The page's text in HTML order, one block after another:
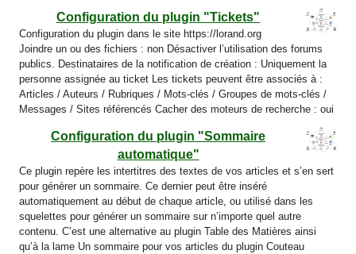
Configuration du plugin "Tickets"
Configuration du plugin dans le site https://lorand.org
Joindre un ou des fichiers : non Désactiver l’utilisation des forums
publics. Destinataires de la notification de création : Uniquement la
personne assignée au ticket Les tickets peuvent être associés à :
Articles / Auteurs / Rubriques / Mots-clés / Groupes de mots-clés /
Messages / Sites référencés Cacher des moteurs de recherche : oui
Configuration du plugin "Sommaire
automatique"
Ce plugin repère les intertitres des textes de vos articles et s’en sert
pour génèrer un sommaire. Ce dernier peut être inséré
automatiquement au début de chaque article, ou utilisé dans les
squelettes pour générer un sommaire sur n’importe quel autre
contenu. C’est une alternative au plugin Table des Matières ainsi
qu’à la lame Un sommaire pour vos articles du plugin Couteau